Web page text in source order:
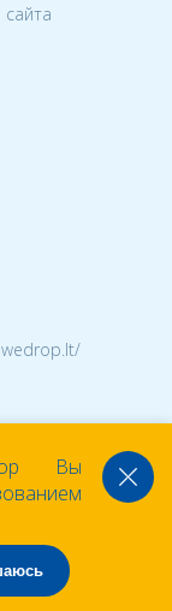
сайта
Вы